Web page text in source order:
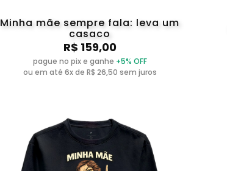
Minha mãe sempre fala: leva um
casaco
R$ 159,00
pague no pix e ganhe +5% OFF
ou em até 6x de R$ 26,50 sem juros